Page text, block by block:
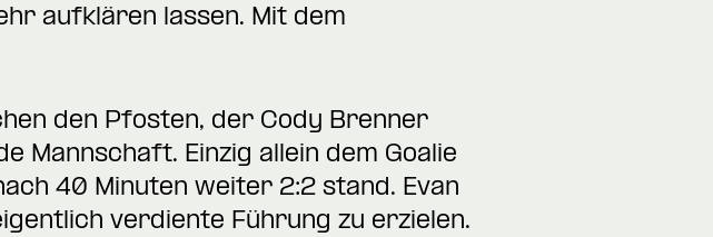
aufklären lassen. Mit dem
den Pfosten, der Cody Brenner
Mannschaft. Einzig allein dem Goalie
40 Minuten weiter 2:2 stand. Evan
verdiente Führung zu erzielen.